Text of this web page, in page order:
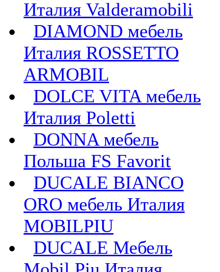
Италия Valderamobili
DIAMOND мебель
Италия ROSSETTO
ARMOBIL
DOLCE VITA мебель
Италия Poletti
DONNA мебель
Польша FS Favorit
DUCALE BIANCO
ORO мебель Италия
MOBILPIU
DUCALE Мебель